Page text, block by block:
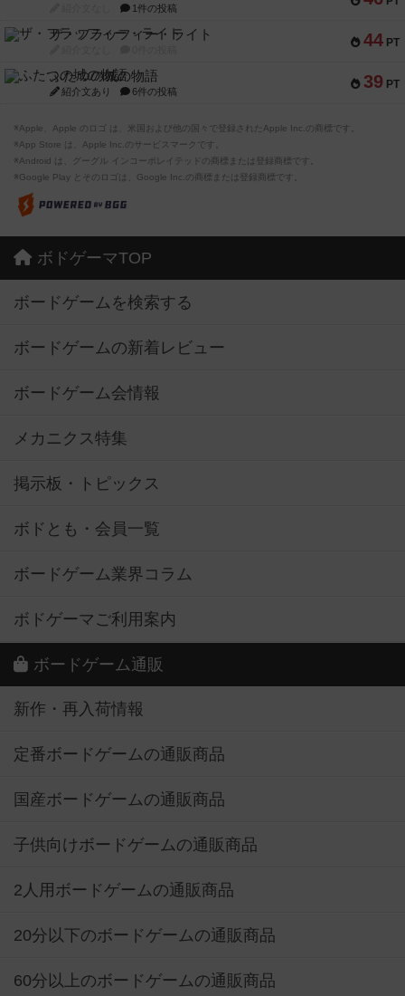
1件の投稿
44 PT
ザ・フラッフィー・ライト
39 PT
ふたつの城の物語
紹介文あり 6件の投稿
※Apple、Apple のロゴ は、米国および他の国々で登録されたApple Inc.の商標です。
※App Store は、Apple Inc.のサービスマークです。
※Android は、グーグル インコーポレイテッドの商標または登録商標です。
※Google Play とそのロゴは、Google Inc.の商標または登録商標です。
ボドゲーマTOP
ボードゲームを検索する
ボードゲームの新着レビュー
ボードゲーム会情報
メカニクス特集
掲示板・トピックス
ボドとも・会員一覧
ボードゲーム業界コラム
ボドゲーマご利用案内
ボードゲーム通販
新作・再入荷情報
定番ボードゲームの通販商品
国産ボードゲームの通販商品
子供向けボードゲームの通販商品
2人用ボードゲームの通販商品
20分以下のボードゲームの通販商品
60分以上のボードゲームの通販商品